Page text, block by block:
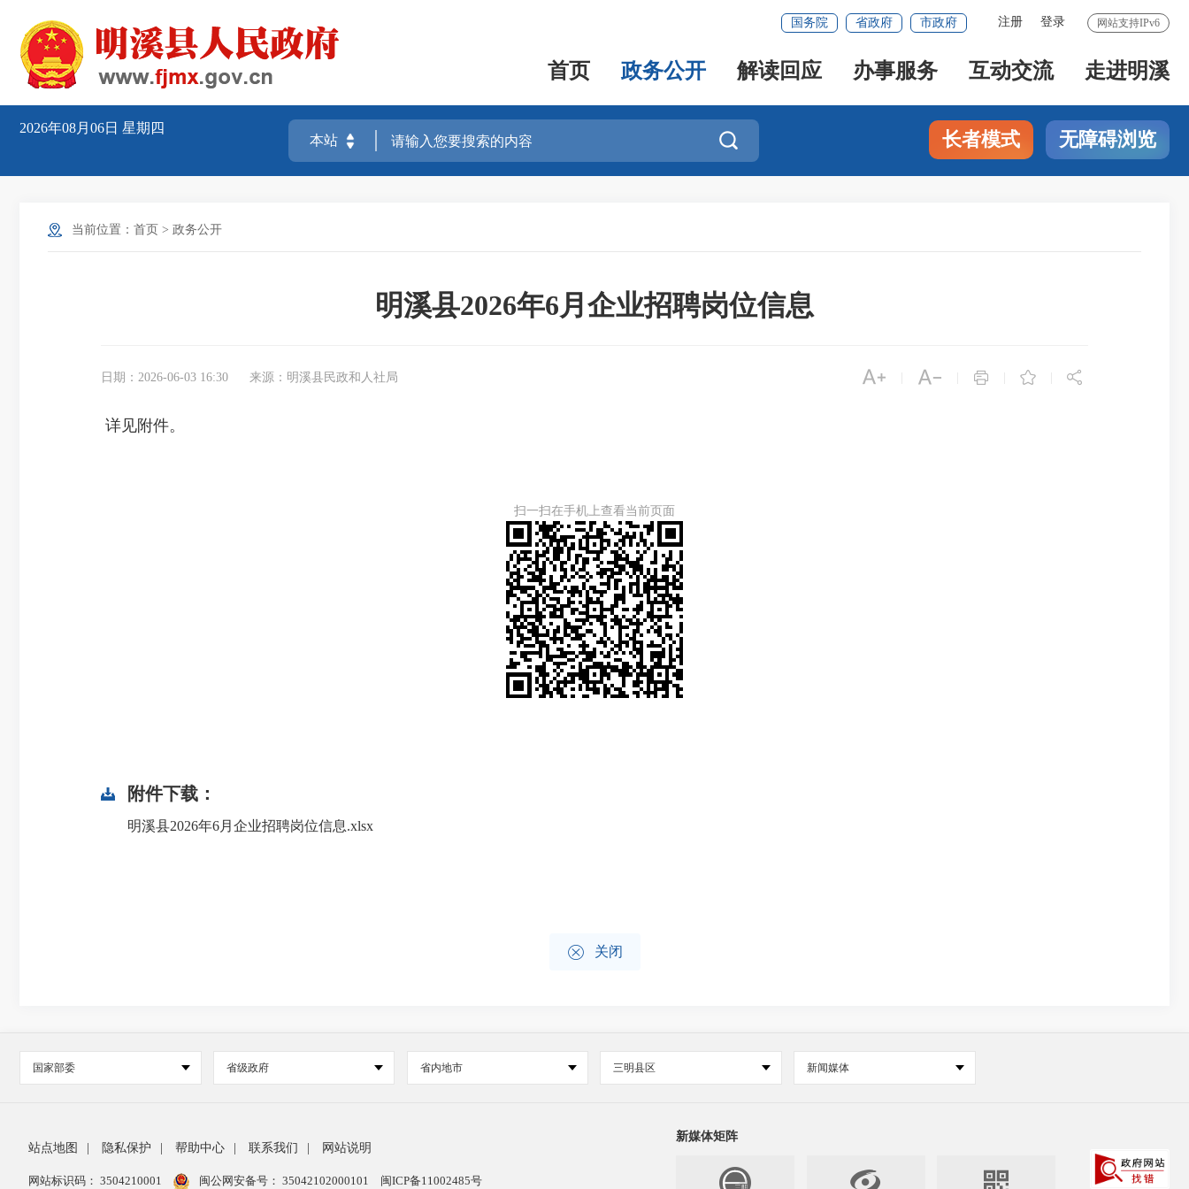
网站支持IPv6
注册 登录
国务院 省政府 市政府
首页 政务公开 解读回应 办事服务 互动交流 走进明溪
2026年08月06日 星期四
 长者模式 无障碍浏览
当前位置： 首页 > 政务公开
明溪县2026年6月企业招聘岗位信息
日期：2026-06-03 16:30 来源：明溪县民政和人社局     
详见附件。
扫一扫在手机上查看当前页面
附件下载：
明溪县2026年6月企业招聘岗位信息.xlsx
 关闭
国家部委 省级政府 省内地市 三明县区 新闻媒体
站点地图 隐私保护 帮助中心 联系我们 网站说明
网站标识码： 3504210001 闽公网安备号： 35042102000101 闽ICP备11002485号
新媒体矩阵
 